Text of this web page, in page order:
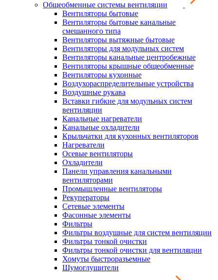
Общеобменные системы вентиляции
Вентиляторы бытовые
Вентиляторы бытовые канальные
смешанного типа
Вентиляторы вытяжные бытовые
Вентиляторы для модульных систем
Вентиляторы канальные центробежные
Вентиляторы крышные общеобменные
Вентиляторы кухонные
Воздухораспределительные устройства
Воздушные рукава
Вставки гибкие для модульных систем
вентиляции
Канальные нагреватели
Канальные охладители
Крыльчатки для кухонных вентиляторов
Нагреватели
Осевые вентиляторы
Охладители
Панели управления канальными
вентиляторами
Промышленные вентиляторы
Рекуператоры
Сетевые элементы
Фасонные элементы
Фильтры
Фильтры воздушные для систем вентиляции
Фильтры тонкой очистки
Фильтры тонкой очистки для вентиляции
Хомуты быстроразъемные
Шумоглушители